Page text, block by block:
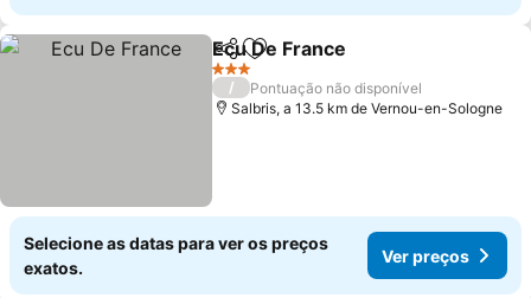
PartilharAdicionar aos favoritos
Ecu De France
3 Estrelas
/
Pontuação não disponível
Salbris, a 13.5 km de Vernou-en-Sologne
Selecione as datas para ver os preços
exatos.
Ver preços